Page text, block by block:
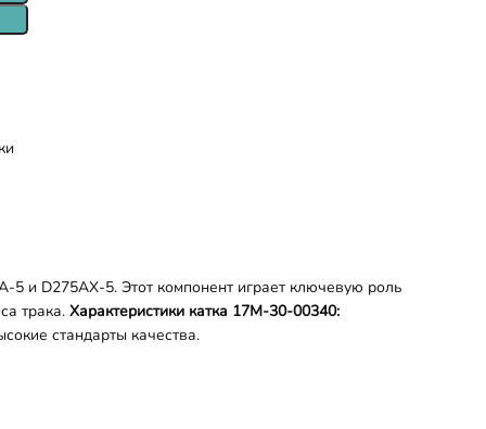
и D275AX-5. Этот компонент играет ключевую роль
трака. Характеристики катка 17M-30-00340:
стандарты качества.